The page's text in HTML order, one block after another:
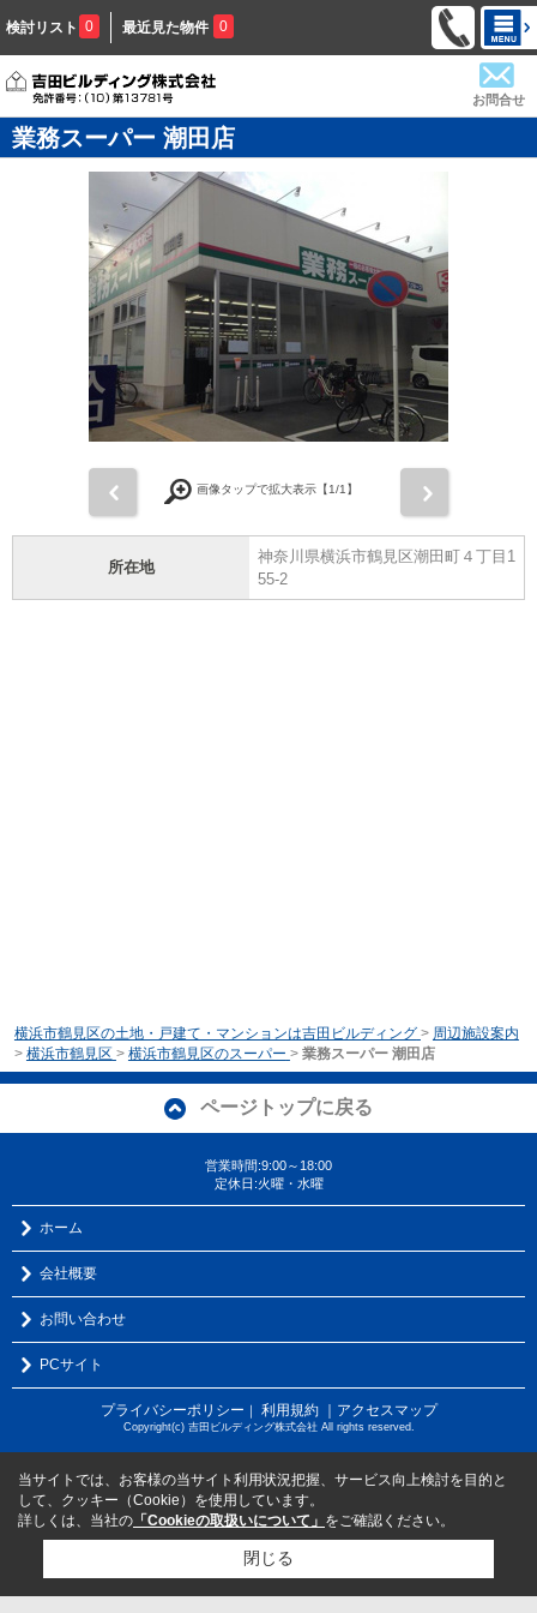
検討リスト 0 最近見た物件 0
お問合せ
業務スーパー 潮田店
画像タップで拡大表示【1/1】
所在地
神奈川県横浜市鶴見区潮田町４丁目1
55-2
横浜市鶴見区の土地・戸建て・マンションは吉田ビルディング > 周辺施設案内
> 横浜市鶴見区 > 横浜市鶴見区のスーパー > 業務スーパー 潮田店
ページトップに戻る
営業時間:9:00～18:00
定休日:火曜・水曜
ホーム
会社概要
お問い合わせ
PCサイト
プライバシーポリシー ｜ 利用規約 ｜アクセスマップ
Copyright(c) 吉田ビルディング株式会社 All rights reserved.
当サイトでは、お客様の当サイト利用状況把握、サービス向上検討を目的と
して、クッキー（Cookie）を使用しています。
詳しくは、当社の 「Cookieの取扱いについて」 をご確認ください。
閉じる